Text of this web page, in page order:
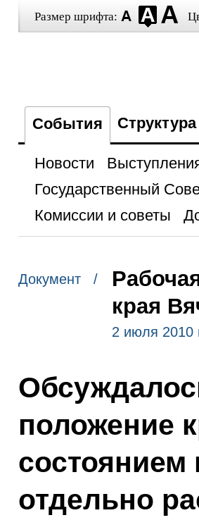
Размер шрифта:
События Структура
Новости
Государственный
Комиссии и советы
Документ /
края
2 июля 2010
положение
отдельно